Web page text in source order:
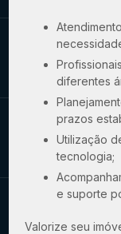
Atendimento personalizado e foco nas
Profissionais qualificados e especializados em
diferentes
Planejamento detalhado e execução dentro dos
prazos
Utilização de materiais de alta qualidade e
tecnologia;
Acompanhamento constante do progresso da obra
e suporte
Valorize seu